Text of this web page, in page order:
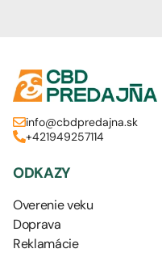
info@cbdpredajna.sk
+421949257114
ODKAZY
Overenie veku
Doprava
Reklamácie